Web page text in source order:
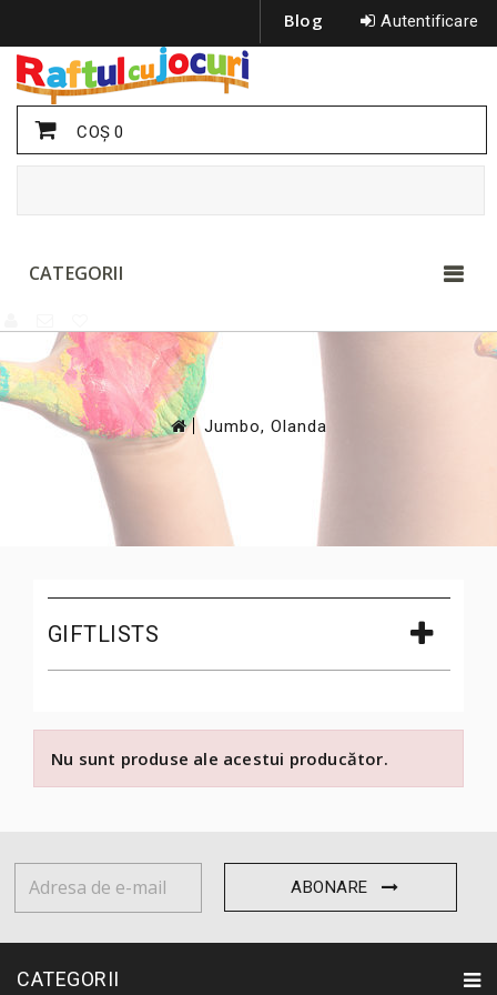
Autentificare
Blog
COŞ0
CATEGORII
>
Jumbo, Olanda
GIFTLISTS
Nu sunt produse ale acestui producător.
ABONARE
CATEGORII